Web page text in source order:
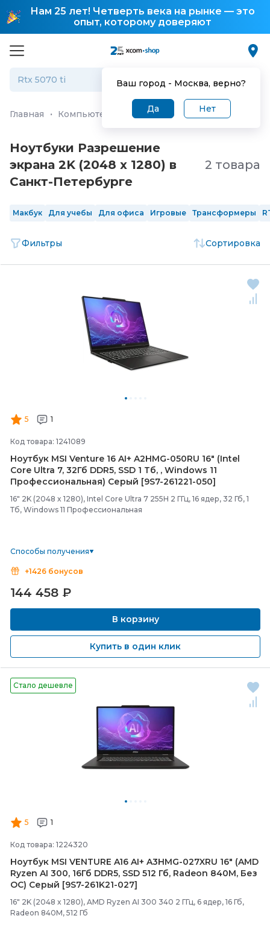
Нам 25 лет! Четверть века на рынке — это
опыт, которому доверяют
Ваш город - Москва, верно?
Да Нет
Главная · Компьютеры и ноутбуки Ноутбуки
Ноутбуки Разрешение
экрана 2K (2048 x 1280) в
Санкт-Петербургe
2 товара
Макбук Для учебы Для офиса Игровые Трансформеры
Фильтры Сортировка
5 1
Код товара: 1241089
Ноутбук MSI Venture 16 AI+ A2HMG-050RU 16" (Intel
Core Ultra 7, 32Гб DDR5, SSD 1 Тб, , Windows 11
Профессиональная) Серый [9S7-261221-050]
16" 2K (2048 x 1280), Intel Core Ultra 7 255H 2 ГГц, 16 ядер, 32 Гб, 1
Тб, Windows 11 Профессиональная
Способы получения
+1426 бонусов
144 458 ₽
В корзину
Купить в один клик
Стало дешевле
5 1
Код товара: 1224320
Ноутбук MSI VENTURE A16 AI+ A3HMG-027XRU 16" (AMD
Ryzen AI 300, 16Гб DDR5, SSD 512 Гб, Radeon 840M, Без
ОС) Серый [9S7-261K21-027]
16" 2K (2048 x 1280), AMD Ryzen AI 300 340 2 ГГц, 6 ядер, 16 Гб,
Radeon 840M, 512 Гб